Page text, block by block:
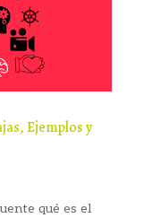
Ejemplos y
qué es el